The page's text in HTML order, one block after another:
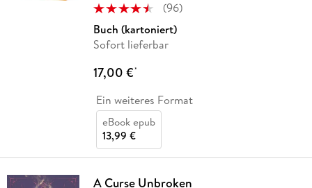
(96)
Buch (kartoniert)
Sofort lieferbar
17,00 €*
Ein weiteres Format
eBook epub
13,99 €
A Curse Unbroken